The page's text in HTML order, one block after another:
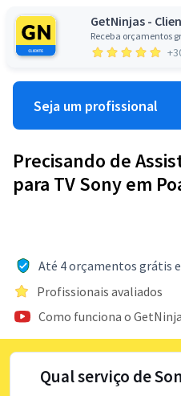
GetNinjas -
Receba orçamentos
Seja um profissional
Precisando de
para TV Sony em
Até 4 orçamentos grátis
Profissionais avaliados
Como funciona o
Qual serviço de